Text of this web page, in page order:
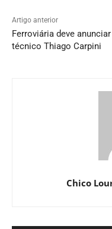
Artigo anterior
Ferroviária deve anunciar
técnico Thiago Carpini
Chico